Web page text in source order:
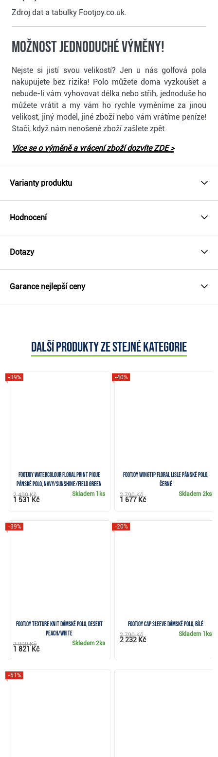
Zdroj dat a tabulky Footjoy.co.uk.
Možnost jednoduché výměny!
Nejste si jistí svou velikostí? Jen u nás golfová pola
nakupujete bez rizika! Polo můžete doma vyzkoušet a
nebude-li vám vyhovovat délka nebo střih, jednoduše ho
můžete vrátit a my vám ho rychle vyměníme za jinou
velikost, jiný model, jiné zboží nebo vám vrátíme peníze!
Stačí, když nám nenošené zboží zašlete zpět.
Více se o výměně a vrácení zboží dozvíte ZDE >
Varianty produktu
Hodnocení
Dotazy
Garance nejlepší ceny
Další produkty ze stejné kategorie
FootJoy Watercolour Floral Print Pique
pánské polo, navy/sunshine/field green
-39%
Skladem 1ks
2 490 Kč
1 531 Kč
FootJoy Wingtip Floral Lisle pánské polo,
černé
-40%
Skladem2ks
2 790 Kč
1 677 Kč
FootJoy Texture Knit dámské polo, desert
peach/white
-39%
Skladem 2ks
2 990 Kč
1 821 Kč
FootJoy Cap Sleeve dámské polo, bílé
-20%
Skladem 1ks
2 790 Kč
2 232 Kč
-51%